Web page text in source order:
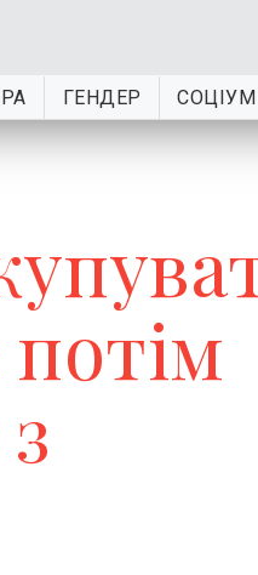
ГЕНДЕР СОЦІУМ